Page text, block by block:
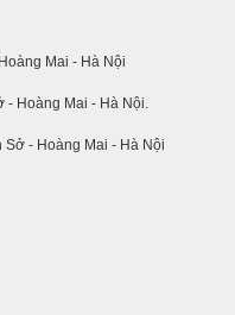
Mai - Hà Nội
- Hoàng Mai - Hà Nội.
- Hoàng Mai - Hà Nội